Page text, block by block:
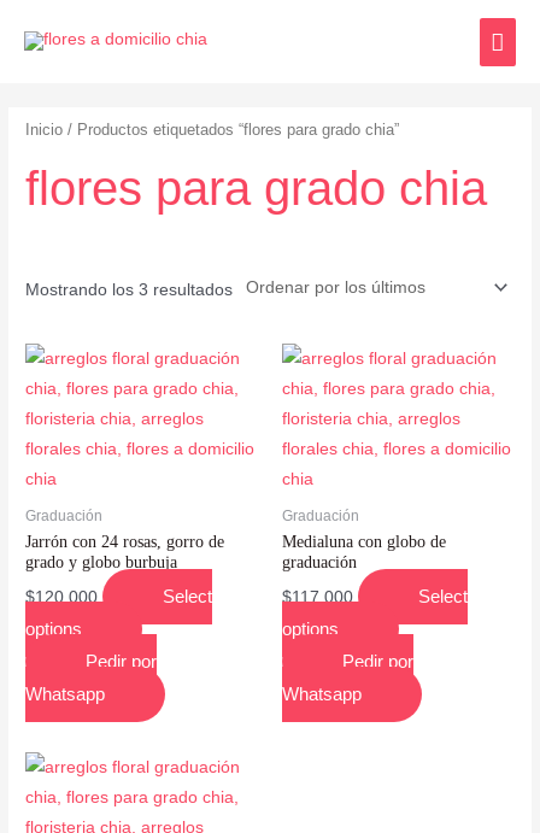
Inicio / Productos etiquetados “flores para grado chia”
flores para grado chia
Mostrando los 3 resultados
Graduación
Jarrón con 24 rosas, gorro de
grado y globo burbuja
$120,000
Select
options
Pedir por
Whatsapp
Graduación
Medialuna con globo de
graduación
$117,000
Select
options
Pedir por
Whatsapp